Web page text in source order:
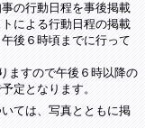
の行動日程を事後掲載
による行動日程の掲載
後６時頃までに行って
ますので午後６時以降の
定となります。
ては、写真とともに掲